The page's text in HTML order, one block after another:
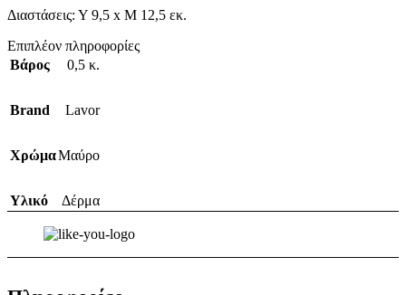
Διαστάσεις: Υ 9,5 x Μ 12,5 εκ.
Επιπλέον πληροφορίες
Βάρος
0,5 κ.
Brand Lavor
ΧρώμαΜαύρο
Υλικό Δέρμα